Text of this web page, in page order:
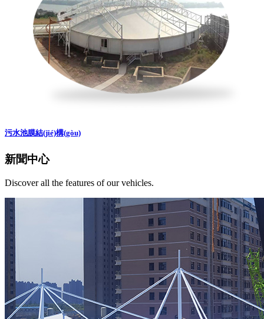
污水池膜結(jié)構(gòu)
新聞中心
Discover all the features of our vehicles.